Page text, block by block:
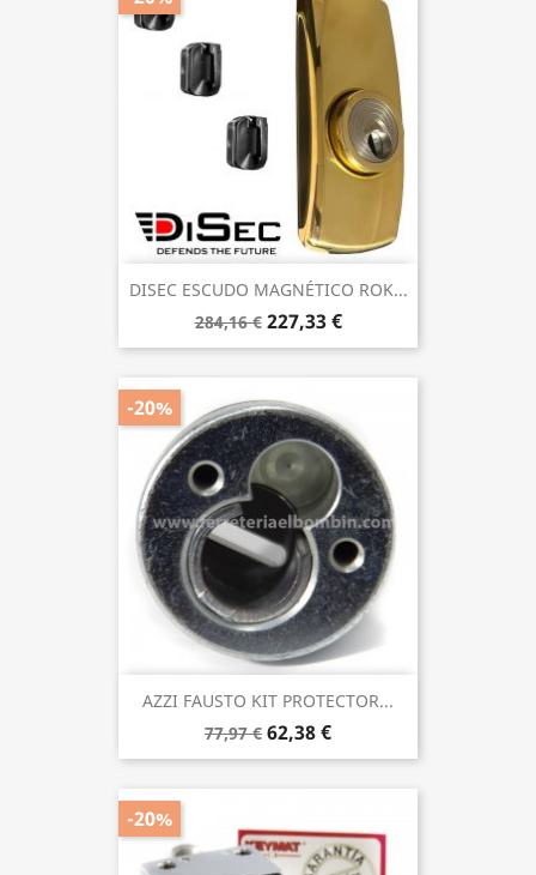
DISEC ESCUDO MAGNÉTICO ROK...
284,16 € 227,33 €
AZZI FAUSTO KIT PROTECTOR...
77,97 € 62,38 €
-20%
-20%